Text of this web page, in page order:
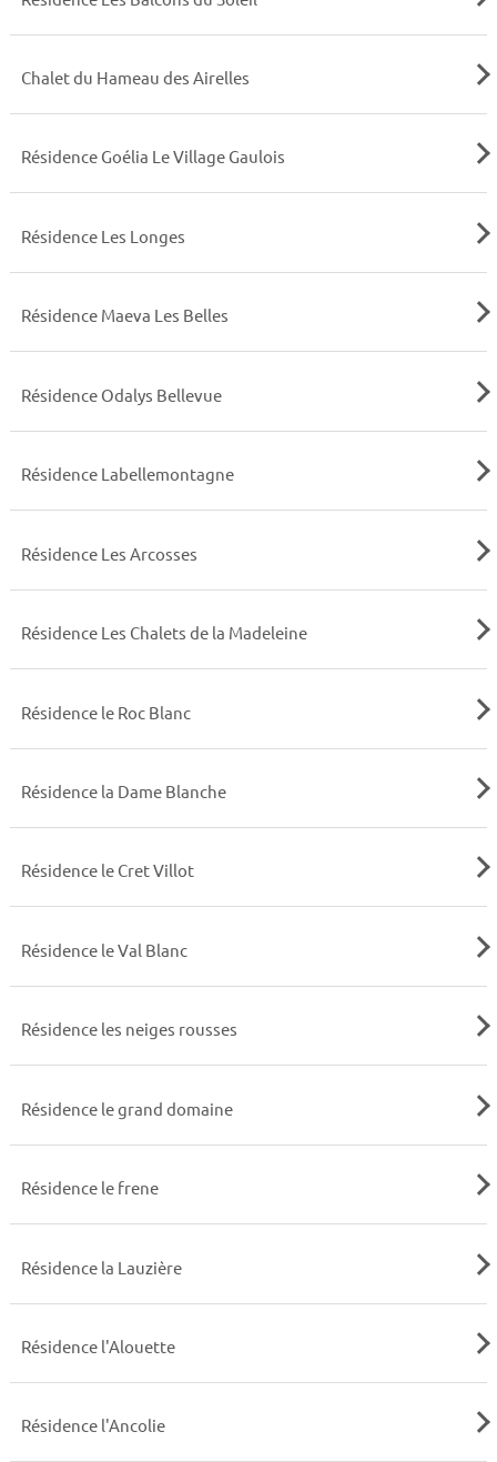
Chalet du Hameau des Airelles
Résidence Goélia Le Village Gaulois
Résidence Les Longes
Résidence Maeva Les Belles
Résidence Odalys Bellevue
Résidence Labellemontagne
Résidence Les Arcosses
Résidence Les Chalets de la Madeleine
Résidence le Roc Blanc
Résidence la Dame Blanche
Résidence le Cret Villot
Résidence le Val Blanc
Résidence les neiges rousses
Résidence le grand domaine
Résidence le frene
Résidence la Lauzière
Résidence l'Alouette
Résidence l'Ancolie